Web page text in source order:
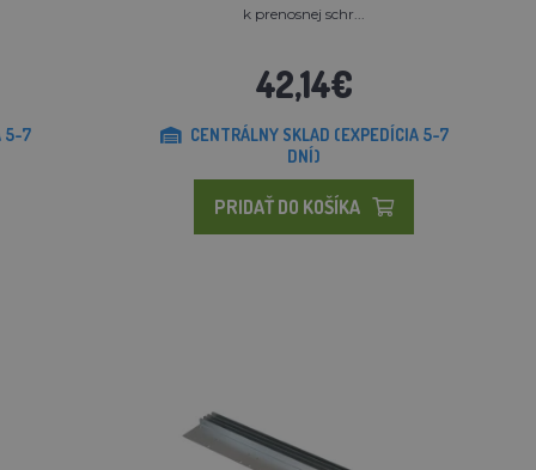
5-7
k prenosnej schr...
42,14€
CENTRÁLNY SKLAD (EXPEDÍCIA 5-7
DNÍ)
PRIDAŤ DO KOŠÍKA